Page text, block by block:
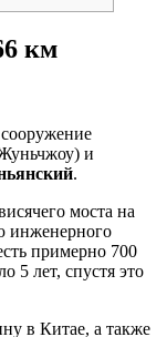
км
и
.
моста на
инженерного
примерно 700
5 лет, спустя это
в Китае, а также